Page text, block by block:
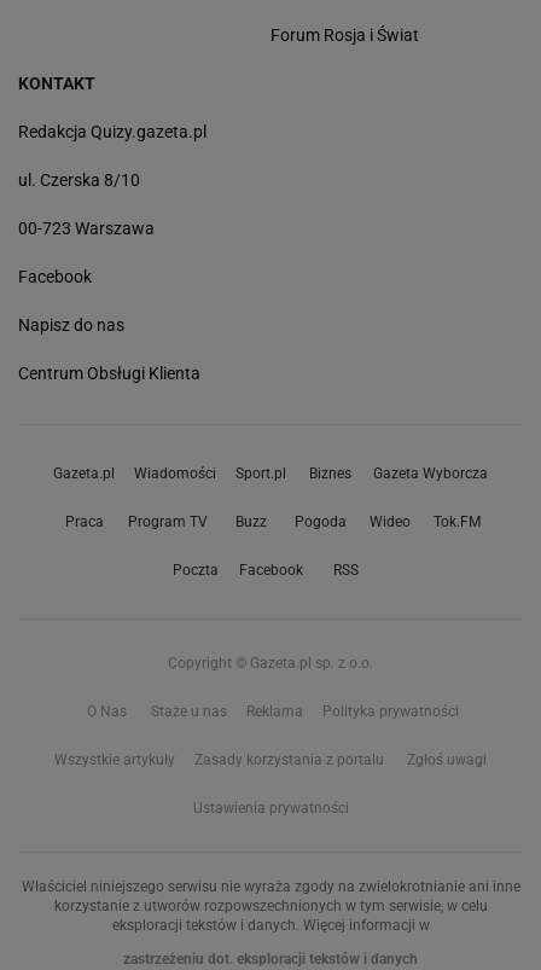
Forum Rosja i Świat
KONTAKT
Redakcja Quizy.gazeta.pl
ul. Czerska 8/10
00-723 Warszawa
Facebook
Napisz do nas
Centrum Obsługi Klienta
Gazeta.pl Wiadomości Sport.pl Biznes Gazeta Wyborcza
Praca Program TV Buzz Pogoda Wideo Tok.FM
Poczta Facebook RSS
Copyright © Gazeta.pl sp. z o.o.
O Nas Staże u nas Reklama Polityka prywatności
Wszystkie artykuły Zasady korzystania z portalu Zgłoś uwagi
Ustawienia prywatności
Właściciel niniejszego serwisu nie wyraża zgody na zwielokrotnianie ani inne
korzystanie z utworów rozpowszechnionych w tym serwisie, w celu
eksploracji tekstów i danych. Więcej informacji w
zastrzeżeniu dot. eksploracji tekstów i danych